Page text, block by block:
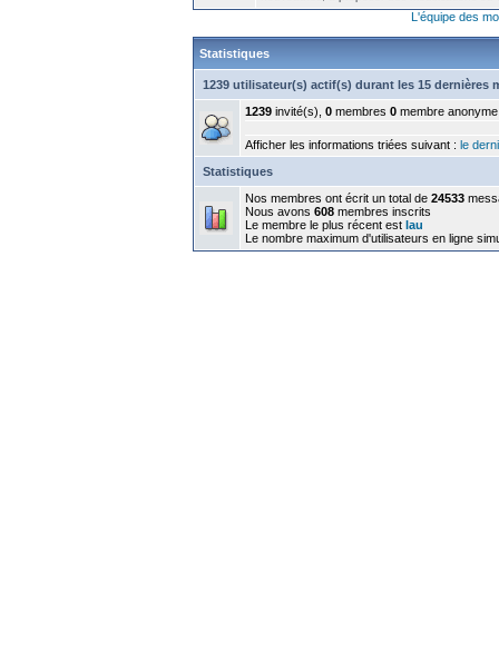
L'équipe des
Statistiques
1239 utilisateur(s) actif(s) durant les 15 dernières
1239 invité(s), 0 membres 0 membre anonyme
Afficher les informations triées suivant : le
Statistiques
Nos membres ont écrit un total de 24533
Nous avons 608 membres inscrits
Le membre le plus récent est lau
Le nombre maximum d'utilisateurs en ligne